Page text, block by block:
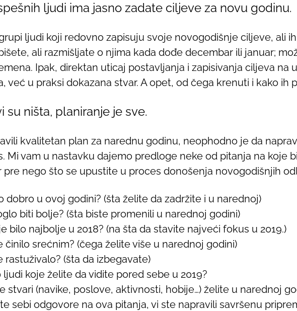
ljudi ima jasno zadate ciljeve za novu godinu.
ljudi koji redovno zapisuju svoje novogodišnje ciljeve, ali
ali razmišljate o njima kada dođe decembar ili januar;
Ipak, direktan uticaj postavljanja i zapisivanja ciljeva na
već u praksi dokazana stvar. A opet, od čega krenuti i kako ih
su ništa, planiranje je sve.
kvalitetan plan za narednu godinu, neophodno je da
Mi vam u nastavku dajemo predloge neke od pitanja na koje
nego što se upustite u proces donošenja novogodišnjih
dobro u ovoj godini? (šta želite da zadržite i u narednoj)
biti bolje? (šta biste promenili u narednoj godini)
bilo najbolje u 2018? (na šta da stavite najveći fokus u 2019.)
činilo srećnim? (čega želite više u narednoj godini)
rastuživalo? (šta da izbegavate)
ljudi koje želite da vidite pored sebe u 2019?
stvari (navike, poslove, aktivnosti, hobije…) želite u narednoj
sebi odgovore na ova pitanja, vi ste napravili savršenu